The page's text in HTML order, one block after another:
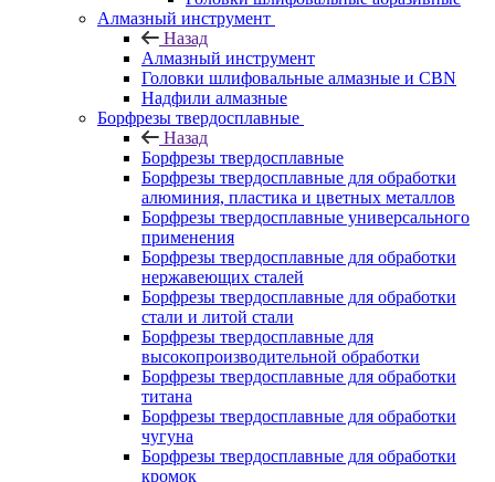
Алмазный инструмент
Назад
Алмазный инструмент
Головки шлифовальные алмазные и CBN
Надфили алмазные
Борфрезы твердосплавные
Назад
Борфрезы твердосплавные
Борфрезы твердосплавные для обработки
алюминия, пластика и цветных металлов
Борфрезы твердосплавные универсального
применения
Борфрезы твердосплавные для обработки
нержавеющих сталей
Борфрезы твердосплавные для обработки
стали и литой стали
Борфрезы твердосплавные для
высокопроизводительной обработки
Борфрезы твердосплавные для обработки
титана
Борфрезы твердосплавные для обработки
чугуна
Борфрезы твердосплавные для обработки
кромок